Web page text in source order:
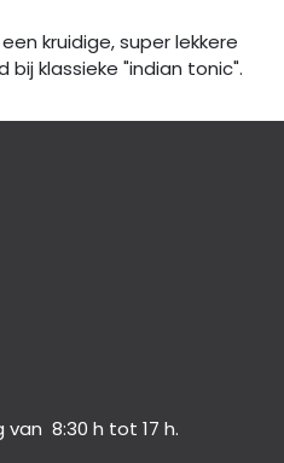
kruidige, super lekkere
bij klassieke "indian tonic".
van 8:30 h tot 17 h.